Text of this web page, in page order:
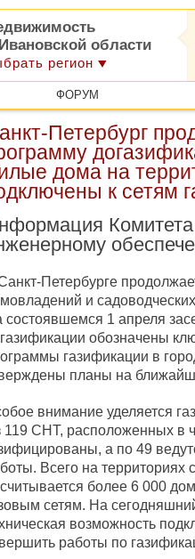
области
регион
ФОРУМ
Петербург
дома на
к сетям
Комитета
Петербурге
и
состоявшемся 1 апреля
обозначены
газификации в
планы на
внимание уделяется
119 СНТ, расположенных в
а по 49
Всего на территориях
более 6 000
сетям. На
возможность
работы по